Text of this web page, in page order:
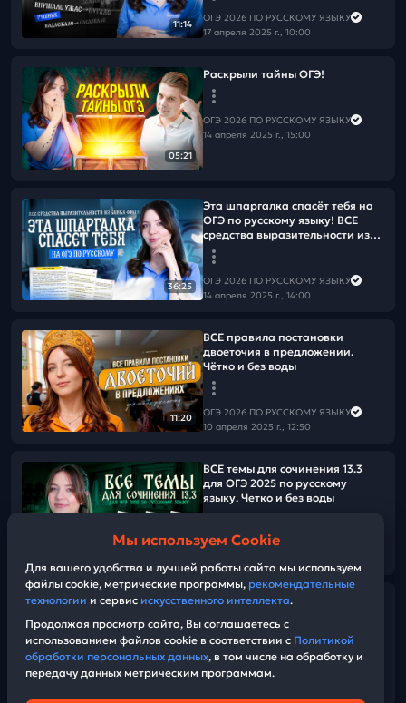
11:14
ОГЭ 2026 ПО РУССКОМУ ЯЗЫКУ
17 апреля 2025 г., 10:00
05:21
Раскрыли тайны ОГЭ!
ОГЭ 2026 ПО РУССКОМУ ЯЗЫКУ
14 апреля 2025 г., 15:00
36:25
Эта шпаргалка спасёт тебя на
ОГЭ по русскому языку! ВСЕ
средства выразительности из
банка ФИПИ
ОГЭ 2026 ПО РУССКОМУ ЯЗЫКУ
14 апреля 2025 г., 14:00
11:20
ВСЕ правила постановки
двоеточия в предложении.
Чётко и без воды
ОГЭ 2026 ПО РУССКОМУ ЯЗЫКУ
10 апреля 2025 г., 12:50
09:45
ВСЕ темы для сочинения 13.3
для ОГЭ 2025 по русскому
языку. Четко и без воды
ОГЭ 2026 ПО РУССКОМУ ЯЗЫКУ
01:35:33
ВСЯ теория для заданий №4 и 5
Синтаксис и пунктуация за 2
часа. Чётко и без воды
ОГЭ 2026 ПО РУССКОМУ ЯЗЫКУ
Мы используем Cookie
Для вашего удобства и лучшей работы сайта мы используем
файлы cookie, метрические программы, рекомендательные
технологии и сервис искусственного интеллекта.
Продолжая просмотр сайта, Вы соглашаетесь с
использованием файлов cookie в соответствии с Политикой
обработки персональных данных, в том числе на обработку и
передачу данных метрическим программам.